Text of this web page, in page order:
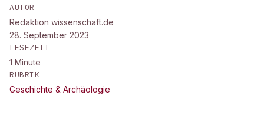
AUTOR
Redaktion wissenschaft.de
28. September 2023
LESEZEIT
1 Minute
RUBRIK
Geschichte & Archäologie